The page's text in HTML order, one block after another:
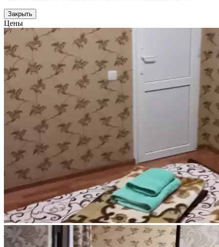
Закрыть
Цены